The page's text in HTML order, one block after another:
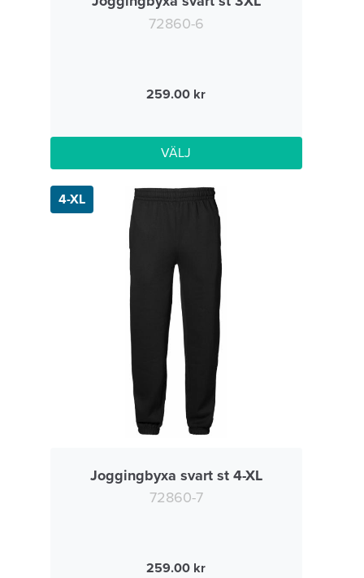
72860-6
259.00
VÄLJ
4-XL
Joggingbyxa svart st 4-XL
72860-7
259.00